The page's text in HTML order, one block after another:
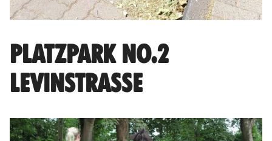
PLATZPARK NO.2
LEVINSTRASSE